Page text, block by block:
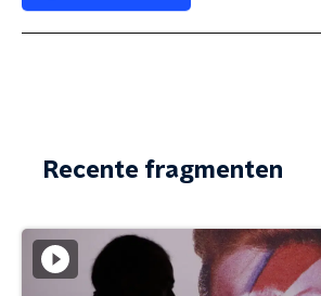
Recente fragmenten